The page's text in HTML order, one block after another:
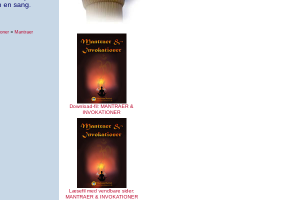
en sang.
» Mantraer
Download-fil: MANTRAER &
INVOKATIONER
Læsefil med vendbare sider:
MANTRAER & INVOKATIONER